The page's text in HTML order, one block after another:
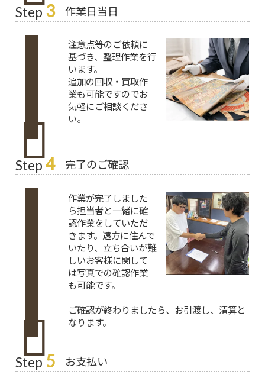
Step 3 作業日当日
注意点等のご依頼に
基づき、整理作業を行
います。
追加の回収・買取作
業も可能ですのでお
気軽にご相談くださ
い。
Step 4 完了のご確認
作業が完了しました
ら担当者と一緒に確
認作業をしていただ
きます。遠方に住んで
いたり、立ち合いが難
しいお客様に関して
は写真での確認作業
も可能です。
ご確認が終わりましたら、お引渡し、清算と
なります。
Step 5 お支払い